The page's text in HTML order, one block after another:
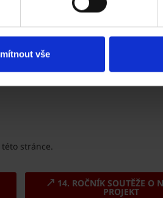
vše
třetích ročníků je
stránce.
14. ROČNÍK SOUTĚŽE O
PROJEKT